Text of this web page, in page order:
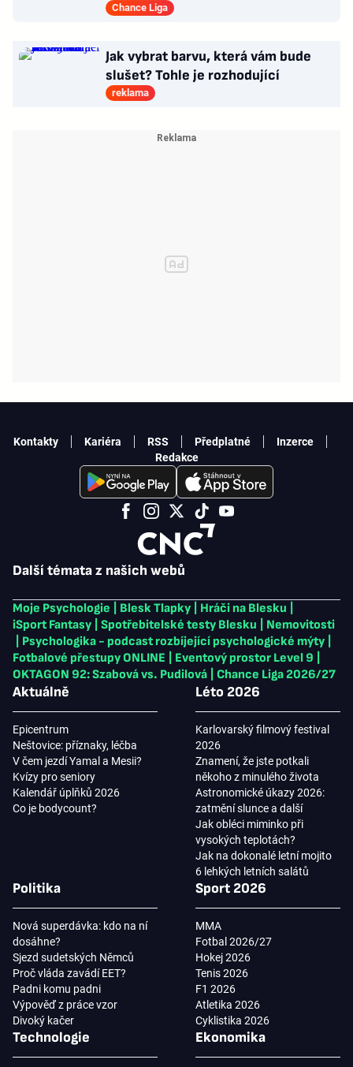
Slavie i Hradce s Baníkem
Chance Liga
Jak vybrat barvu, která vám bude
slušet? Tohle je rozhodující
reklama
Další témata z našich webů
Moje Psychologie Blesk Tlapky Hráči na Blesku
iSport Fantasy
Spotřebitelské testy Blesku
Nemovitosti
Psychologika - podcast rozbíjející psychologické mýty
Fotbalové přestupy ONLINE
Eventový prostor Level 9
OKTAGON 92: Szabová vs. Pudilová
Chance Liga 2026/27
Aktuálně
Epicentrum
Neštovice: příznaky, léčba
V čem jezdí Yamal a Mesii?
Kvízy pro seniory
Kalendář úplňků 2026
Co je bodycount?
Léto 2026
Karlovarský filmový festival
2026
Znamení, že jste potkali
někoho z minulého života
Astronomické úkazy 2026:
zatmění slunce a další
Jak obléci miminko při
vysokých teplotách?
Jak na dokonalé letní mojito
6 lehkých letních salátů
Politika
Nová superdávka: kdo na ní
dosáhne?
Sjezd sudetských Němců
Proč vláda zavádí EET?
Padni komu padni
Výpověď z práce vzor
Divoký kačer
Sport 2026
MMA
Fotbal 2026/27
Hokej 2026
Tenis 2026
F1 2026
Atletika 2026
Cyklistika 2026
Technologie Ekonomika
Kontakty Kariéra RSS Předplatné
Inzerce
Redakce